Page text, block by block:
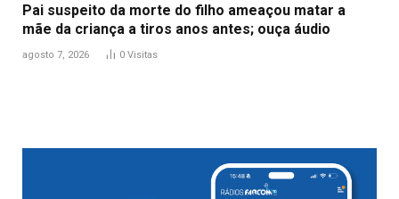
Pai suspeito da morte do filho ameaçou matar a
mãe da criança a tiros anos antes; ouça áudio
agosto 7, 2026 0 Visitas